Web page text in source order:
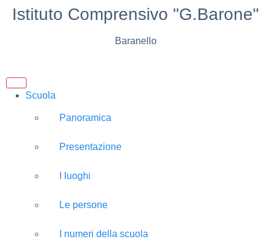
Istituto Comprensivo "G.Barone"
Baranello
Scuola
Panoramica
Presentazione
I luoghi
Le persone
I numeri della scuola